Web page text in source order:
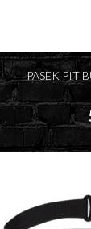
PASEK PIT